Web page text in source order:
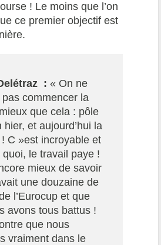
! Le moins que l’on
ce premier objectif est
: « On ne
commencer la
que cela : pôle
hier, et aujourd’hui la
C »est incroyable et
quoi, le travail paye !
mieux de savoir
une douzaine de
l’Eurocup et que
avons tous battus !
que nous
vraiment dans le